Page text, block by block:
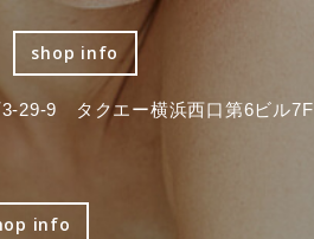
shop info
29-9 タクエー横浜西口第6ビル7F
info